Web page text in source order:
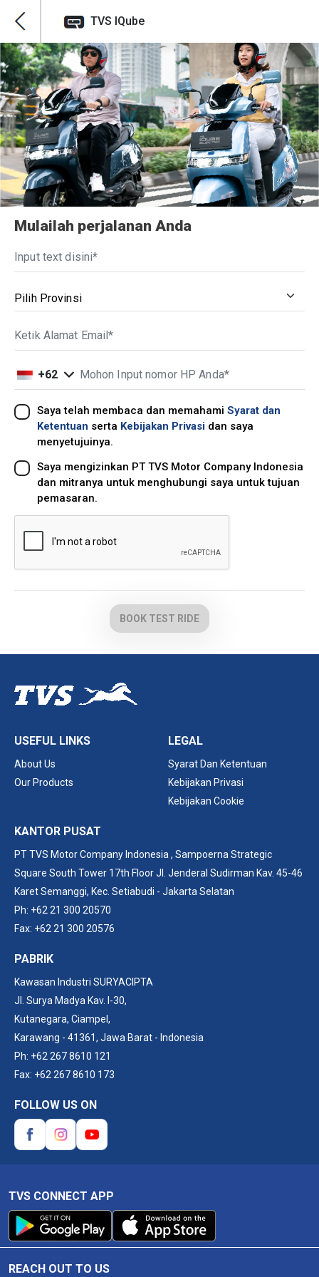
TVS IQube
Mulailah perjalanan Anda
+62
Saya telah membaca dan memahami Syarat dan
Ketentuan serta Kebijakan Privasi dan saya
menyetujuinya.
Saya mengizinkan PT TVS Motor Company Indonesia
dan mitranya untuk menghubungi saya untuk tujuan
pemasaran.
BOOK TEST RIDE
USEFUL LINKS
About Us
Our Products
LEGAL
Syarat Dan Ketentuan
Kebijakan Privasi
Kebijakan Cookie
KANTOR PUSAT
PT TVS Motor Company Indonesia , Sampoerna Strategic
Square South Tower 17th Floor Jl. Jenderal Sudirman Kav. 45-46
Karet Semanggi​, Kec. Setiabudi - Jakarta Selatan
Ph: +62 21 300 20570
Fax: +62 21 300 20576
PABRIK
Kawasan Industri SURYACIPTA​
JI. Surya Madya Kav. I-30,
Kutanegara, ​Ciampel,
Karawang - 41361, Jawa Barat - Indonesia
Ph: +62 267 8610 121
Fax: +62 267 8610 173
FOLLOW US ON
TVS CONNECT APP
REACH OUT TO US